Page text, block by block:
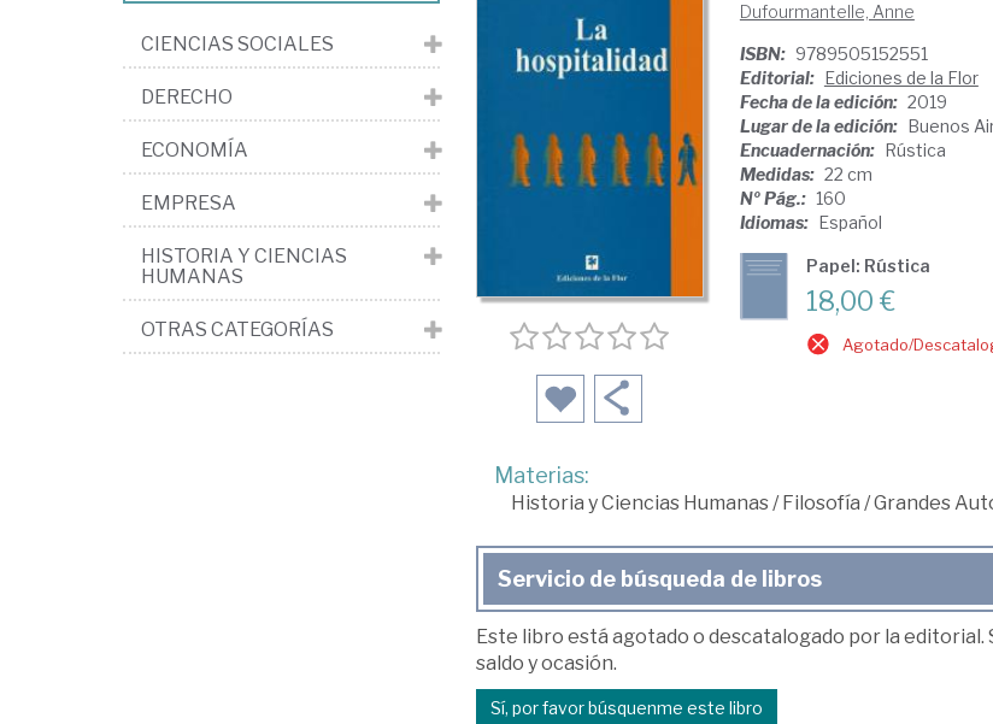
Dufourmantelle, Anne
ISBN: 9789505152551
Editorial: Ediciones de la Flor
Fecha de la edición: 2019
Lugar de la edición: Buenos
Encuadernación: Rústica
Medidas: 22 cm
Nº Pág.: 160
Idiomas: Español
Papel: Rústica
18,00 €
Agotado/
Materias:
Historia y Ciencias Humanas/ Filosofía /Grandes
Servicio de búsqueda de libros
Este libro está agotado o descatalogado por la
saldo y ocasión.
Sí, por favor búsquenme este libro
CIENCIAS SOCIALES
DERECHO
ECONOMÍA
EMPRESA
HISTORIA Y CIENCIAS
HUMANAS
OTRAS CATEGORÍAS